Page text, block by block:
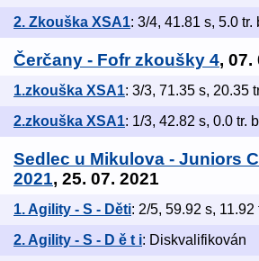
2. Zkouška XSA1: 3/4, 41.81 s, 5.0 tr.
Čerčany - Fofr zkoušky 4, 07.
1.zkouška XSA1: 3/3, 71.35 s, 20.35
2.zkouška XSA1: 1/3, 42.82 s, 0.0 tr.
Sedlec u Mikulova - Juniors
2021, 25. 07. 2021
1. Agility - S - Děti: 2/5, 59.92 s, 11.92
2. Agility - S - D ě t i: Diskvalifikován